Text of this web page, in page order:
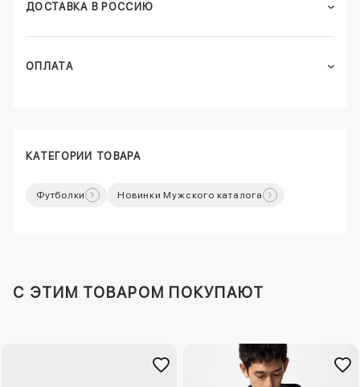
ДОСТАВКА В РОССИЮ
ОПЛАТА
КАТЕГОРИИ ТОВАРА
Футболки Новинки Мужского каталога
C ЭТИМ ТОВАРОМ ПОКУПАЮТ